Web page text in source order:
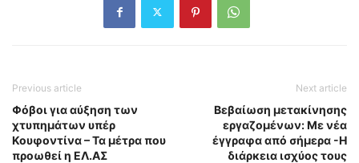
Previous article
Φόβοι για αύξηση των
χτυπημάτων υπέρ
Κουφοντίνα – Τα μέτρα που
προωθεί η ΕΛ.ΑΣ
Next article
Βεβαίωση μετακίνησης
εργαζομένων: Με νέα
έγγραφα από σήμερα -Η
διάρκεια ισχύoς τους